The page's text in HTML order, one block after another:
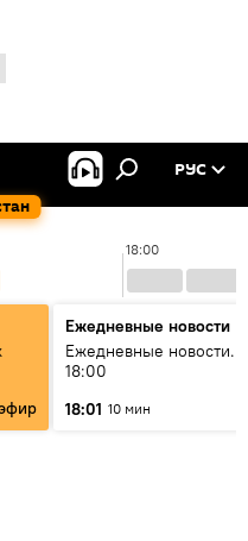
РУС
18:00
Ежедневные новости
Ежедневные новости.
18:00
18:01 10 мин